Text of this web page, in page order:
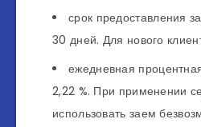
срок предоставления
30 дней. Для нового
ежедневная
2,22 %. При применении
использовать заем